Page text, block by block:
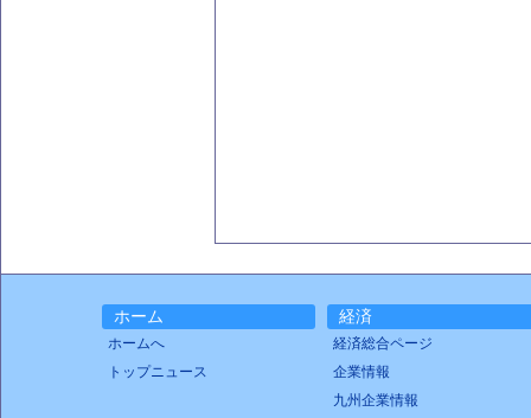
ホーム
ホームへ
トップニュース
経済
経済総合ページ
企業情報
九州企業情報